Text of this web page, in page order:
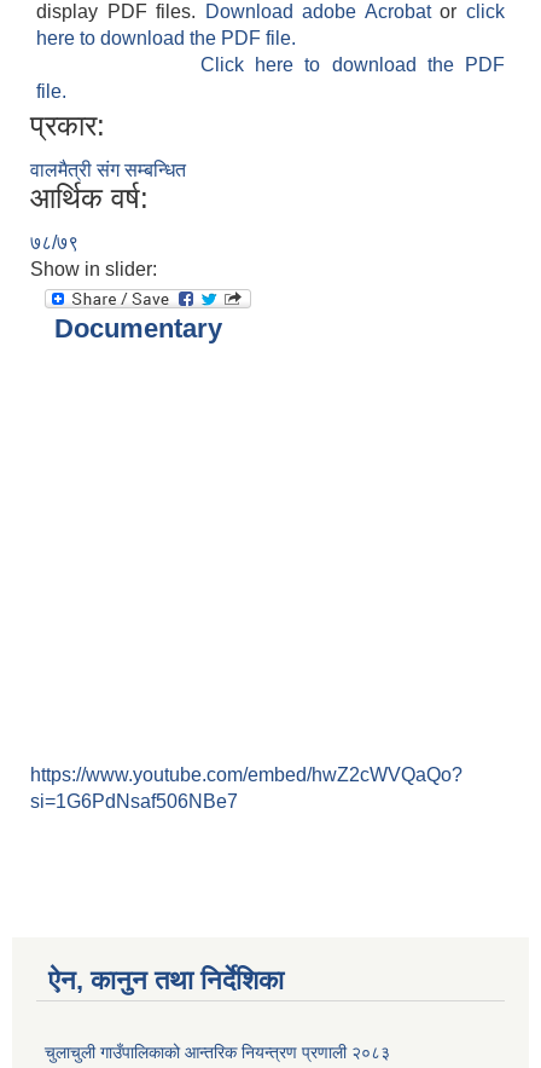
display PDF files.
Download adobe Acrobatorclick
here to download the PDF file.
Click here to download the PDF
file.
प्रकार:
वालमैत्री संग सम्बन्धित
आर्थिक वर्ष:
७८/७९
Show in slider:
Documentary
https://www.youtube.com/embed/hwZ2cWVQaQo?
si=1G6PdNsaf506NBe7
ऐन, कानुन तथा निर्देशिका
चुलाचुली गाउँपालिकाको आन्तरिक नियन्त्रण प्रणाली २०८३